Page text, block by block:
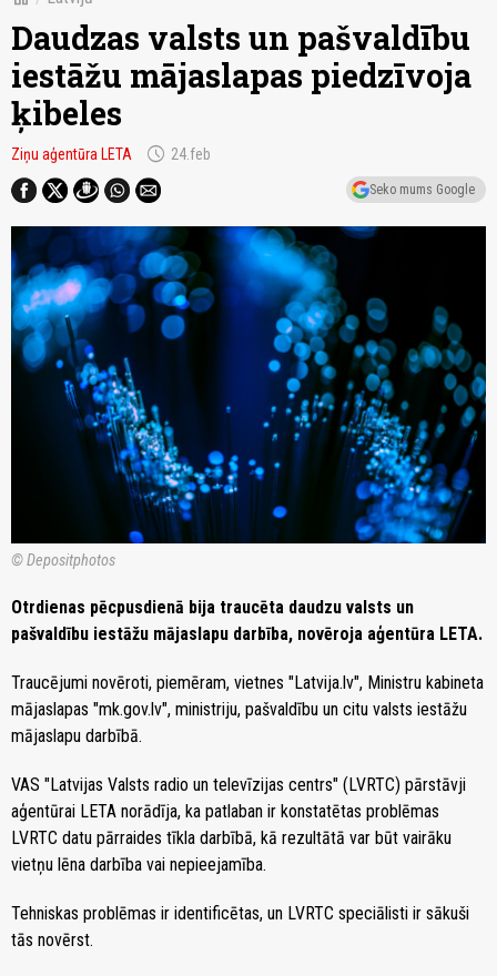
Daudzas valsts un pašvaldību
iestāžu mājaslapas piedzīvoja
ķibeles
Ziņu aģentūra LETA schedule 24.feb
Seko mums Google
© Depositphotos
Otrdienas pēcpusdienā bija traucēta daudzu valsts un
pašvaldību iestāžu mājaslapu darbība, novēroja aģentūra LETA.
Traucējumi novēroti, piemēram, vietnes "Latvija.lv", Ministru kabineta
mājaslapas "mk.gov.lv", ministriju, pašvaldību un citu valsts iestāžu
mājaslapu darbībā.
VAS "Latvijas Valsts radio un televīzijas centrs" (LVRTC) pārstāvji
aģentūrai LETA norādīja, ka patlaban ir konstatētas problēmas
LVRTC datu pārraides tīkla darbībā, kā rezultātā var būt vairāku
vietņu lēna darbība vai nepieejamība.
Tehniskas problēmas ir identificētas, un LVRTC speciālisti ir sākuši
tās novērst.